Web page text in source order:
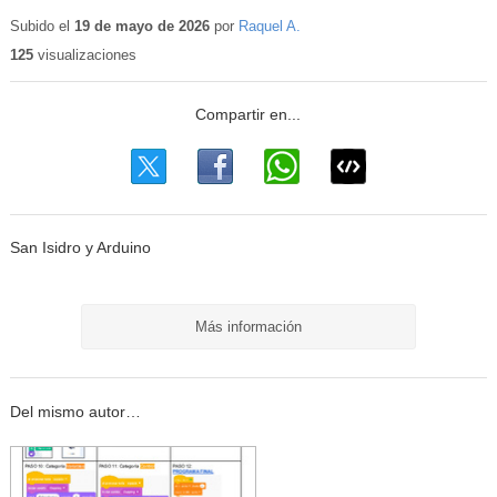
educativo
Subido el 19 de mayo de 2026por Raquel A.
125visualizaciones
San Isidro y Arduino
Más información
Del mismo autor…